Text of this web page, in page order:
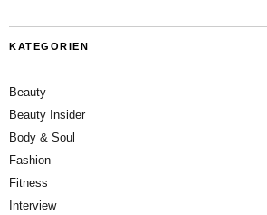
KATEGORIEN
Beauty
Beauty Insider
Body & Soul
Fashion
Fitness
Interview